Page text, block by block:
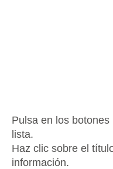
Pulsa en los botones
lista.
Haz clic sobre el
información.